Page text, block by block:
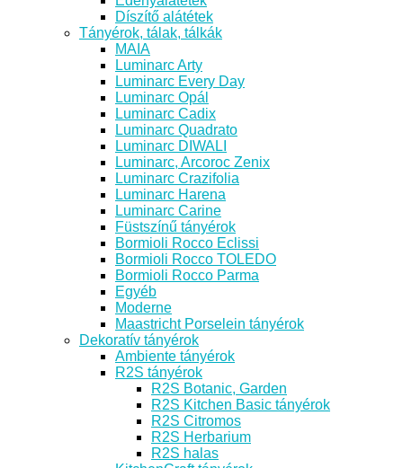
Díszítő alátétek
Tányérok, tálak, tálkák
MAIA
Luminarc Arty
Luminarc Every Day
Luminarc Opál
Luminarc Cadix
Luminarc Quadrato
Luminarc DIWALI
Luminarc, Arcoroc Zenix
Luminarc Crazifolia
Luminarc Harena
Luminarc Carine
Füstszínű tányérok
Bormioli Rocco Eclissi
Bormioli Rocco TOLEDO
Bormioli Rocco Parma
Egyéb
Moderne
Maastricht Porselein tányérok
Dekoratív tányérok
Ambiente tányérok
R2S tányérok
R2S Botanic, Garden
R2S Kitchen Basic tányérok
R2S Citromos
R2S Herbarium
R2S halas